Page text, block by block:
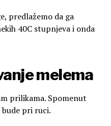
predlažemo da ga
40C stupnjeva i onda
melema
prilikama. Spomenut
bude pri ruci.